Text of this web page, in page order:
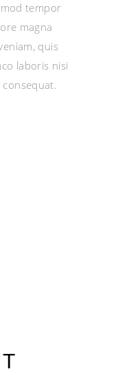
tempor
magna
quis
laboris nisi